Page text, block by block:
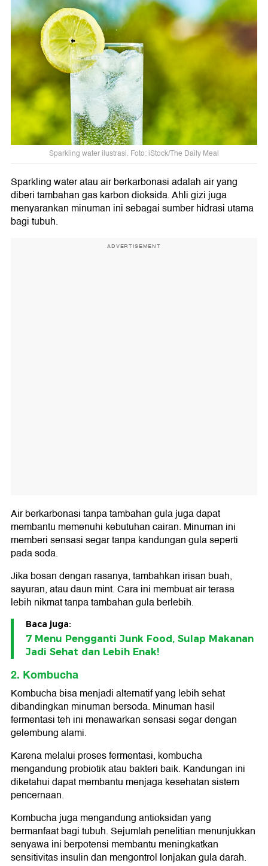
Sparkling water ilustrasi. Foto: iStock/The Daily Meal
Sparkling water atau air berkarbonasi adalah air yang
diberi tambahan gas karbon dioksida. Ahli gizi juga
menyarankan minuman ini sebagai sumber hidrasi utama
bagi tubuh.
ADVERTISEMENT
Air berkarbonasi tanpa tambahan gula juga dapat
membantu memenuhi kebutuhan cairan. Minuman ini
memberi sensasi segar tanpa kandungan gula seperti
pada soda.
Jika bosan dengan rasanya, tambahkan irisan buah,
sayuran, atau daun mint. Cara ini membuat air terasa
lebih nikmat tanpa tambahan gula berlebih.
Baca juga:
7 Menu Pengganti Junk Food, Sulap Makanan
Jadi Sehat dan Lebih Enak!
2. Kombucha
Kombucha bisa menjadi alternatif yang lebih sehat
dibandingkan minuman bersoda. Minuman hasil
fermentasi teh ini menawarkan sensasi segar dengan
gelembung alami.
Karena melalui proses fermentasi, kombucha
mengandung probiotik atau bakteri baik. Kandungan ini
diketahui dapat membantu menjaga kesehatan sistem
pencernaan.
Kombucha juga mengandung antioksidan yang
bermanfaat bagi tubuh. Sejumlah penelitian menunjukkan
senyawa ini berpotensi membantu meningkatkan
sensitivitas insulin dan mengontrol lonjakan gula darah.